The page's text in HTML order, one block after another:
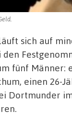
sich auf
den
fünf Männer:
einen 26-
Dortmunder